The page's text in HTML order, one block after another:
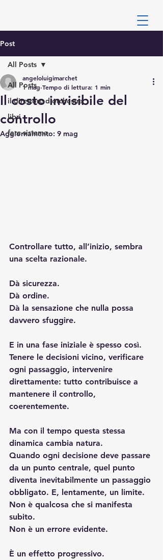
Post
All Posts
il direttore d'orchestra
libri
fare sistema
All Posts
Il costo invisibile del
controllo
angeloluigimarchet
1 mag Tempo di lettura: 1 min
Aggiornamento: 9 mag
Controllare tutto, all’inizio, sembra
una scelta razionale.
Dà sicurezza.
Dà ordine.
Dà la sensazione che nulla possa
davvero sfuggire.
E in una fase iniziale è spesso così.
Tenere le decisioni vicino, verificare
ogni passaggio, intervenire
direttamente: tutto contribuisce a
mantenere il controllo,
coerentemente.
Ma con il tempo questa stessa
dinamica cambia natura.
Quando ogni decisione deve passare
da un punto centrale, quel punto
diventa inevitabilmente un passaggio
obbligato. E, lentamente, un limite.
Non è qualcosa che si manifesta
subito.
Non è un errore evidente.
È un effetto progressivo.